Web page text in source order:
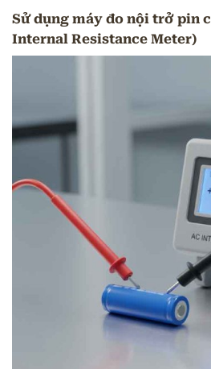
Sử dụng máy đo nội trở pin
Internal Resistance Meter)